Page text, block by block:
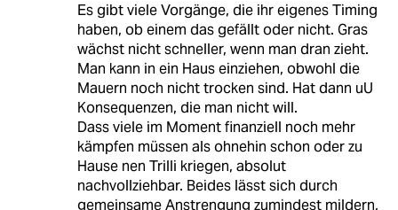
Es gibt viele Vorgänge, die ihr eigenes Timing
haben, ob einem das gefällt oder nicht. Gras
wächst nicht schneller, wenn man dran zieht.
Man kann in ein Haus einziehen, obwohl die
Mauern noch nicht trocken sind. Hat dann uU
Konsequenzen, die man nicht will.
Dass viele im Moment finanziell noch mehr
kämpfen müssen als ohnehin schon oder zu
Hause nen Trilli kriegen, absolut
nachvollziehbar. Beides lässt sich durch
gemeinsame Anstrengung zumindest mildern,